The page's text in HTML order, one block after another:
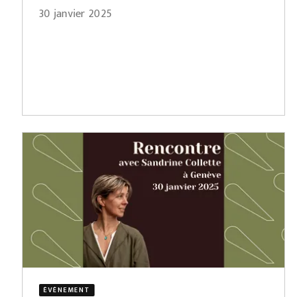
30 janvier 2025
ÉVÈNEMENT